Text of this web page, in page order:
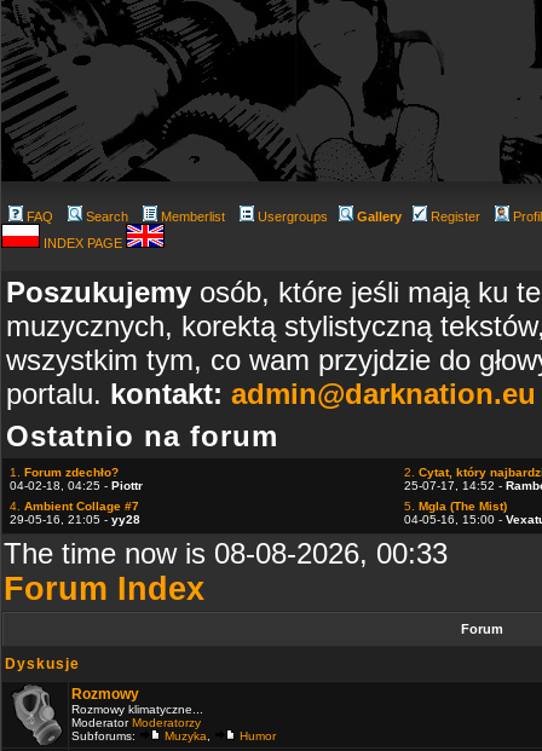
FAQ Search Memberlist Usergroups Gallery Register
INDEX PAGE
Poszukujemy osób, które jeśli mają ku
muzycznych, korektą stylistyczną
wszystkim tym, co wam przyjdzie do
portalu. kontakt: admin@darknation.eu
Ostatnio na forum
1. Forum zdechło?
04-02-18, 04:25 - Piottr
2. Cytat, który
25-07-17, 14:52 -
4. Ambient Collage #7
29-05-16, 21:05 - yy28
5. Mgla (The Mist)
04-05-16, 15:00 -
The time now is 08-08-2026, 00:33
Forum Index
Forum
Dyskusje
Rozmowy
Rozmowy klimatyczne...
ModeratorModeratorzy
Subforums:
Muzyka Humor